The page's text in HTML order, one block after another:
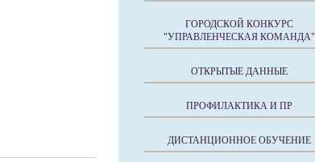
ГОРОДСКОЙ КОНКУРС
"УПРАВЛЕНЧЕСКАЯ КОМАНДА"
ОТКРЫТЫЕ ДАННЫЕ
ПРОФИЛАКТИКА И ПР
ДИСТАНЦИОННОЕ ОБУЧЕНИЕ